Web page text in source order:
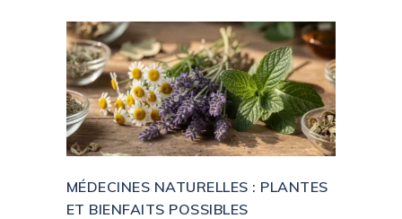
MÉDECINES NATURELLES : PLANTES
ET BIENFAITS POSSIBLES